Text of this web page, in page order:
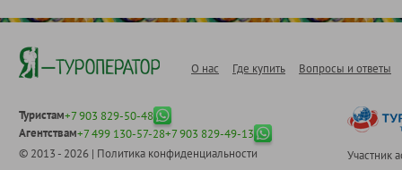
О нас Где купить Вопросы и ответы
Туристам+7 903 829-50-48
Агентствам+7 499 130-57-28+7 903 829-49-13
© 2013 - 2026 | Политика конфиденциальности Участник